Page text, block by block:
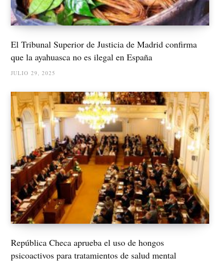
El Tribunal Superior de Justicia de Madrid confirma
que la ayahuasca no es ilegal en España
JULIO 29, 2025
República Checa aprueba el uso de hongos
psicoactivos para tratamientos de salud mental